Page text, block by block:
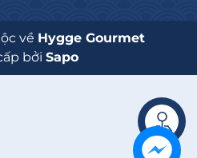
về Hygge Gourmet
bởi Sapo
Liên hệ